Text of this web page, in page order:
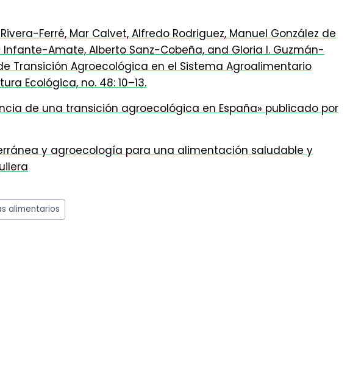
Ferré, Mar Calvet, Alfredo Rodriguez, Manuel González de
Infante-Amate, Alberto Sanz-Cobeña, and Gloria I. Guzmán-
Transición Agroecológica en el Sistema Agroalimentario
Ecológica, no. 48: 10–13.
de una transición agroecológica en España» publicado por
y agroecología para una alimentación saludable y
alimentarios